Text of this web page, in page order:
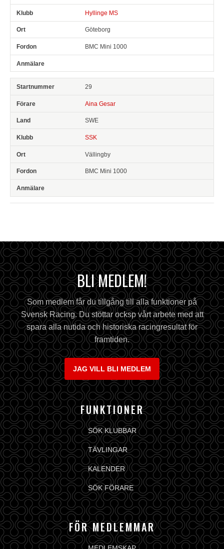
Hyllinge MS
Göteborg
BMC Mini 1000
29
Aina Gesar
SWE
SSK
Vällingby
BMC Mini 1000
BLI MEDLEM!
Som medlem får du tillgång till alla funktioner på
Svensk Racing. Du stöttar ocksp vårt arbete med att
spara alla nutida och historiska racingresultat för
framtiden.
JAG VILL BLI MEDLEM
FUNKTIONER
SÖK KLUBBAR
TÄVLINGAR
KALENDER
SÖK FÖRARE
FÖR MEDLEMMAR